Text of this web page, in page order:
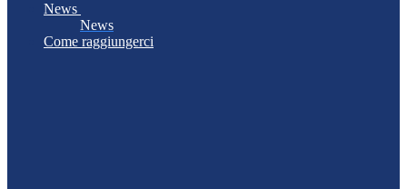
News
News
Come raggiungerci